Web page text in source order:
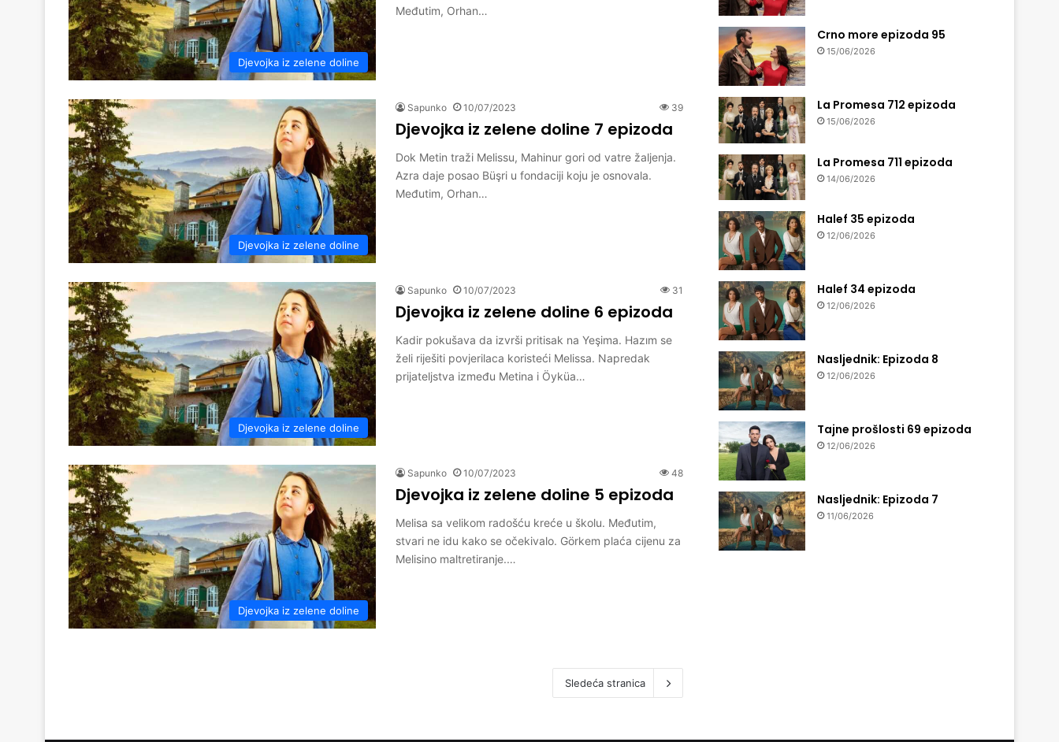
Djevojka iz zelene doline
Međutim, Orhan…
Djevojka iz zelene doline
Sapunko 10/07/2023 39
Djevojka iz zelene doline 7 epizoda
Dok Metin traži Melissu, Mahinur gori od vatre žaljenja.
Azra daje posao Büşri u fondaciji koju je osnovala.
Međutim, Orhan…
Djevojka iz zelene doline
Sapunko 10/07/2023 31
Djevojka iz zelene doline 6 epizoda
Kadir pokušava da izvrši pritisak na Yeşima. Hazım se
želi riješiti povjerilaca koristeći Melissa. Napredak
prijateljstva između Metina i Öyküa…
Djevojka iz zelene doline
Sapunko 10/07/2023 48
Djevojka iz zelene doline 5 epizoda
Melisa sa velikom radošću kreće u školu. Međutim,
stvari ne idu kako se očekivalo. Görkem plaća cijenu za
Melisino maltretiranje.…
Sledeća stranica
Crno more epizoda 95
15/06/2026
La Promesa 712 epizoda
15/06/2026
La Promesa 711 epizoda
14/06/2026
Halef 35 epizoda
12/06/2026
Halef 34 epizoda
12/06/2026
Nasljednik: Epizoda 8
12/06/2026
Tajne prošlosti 69 epizoda
12/06/2026
Nasljednik: Epizoda 7
11/06/2026